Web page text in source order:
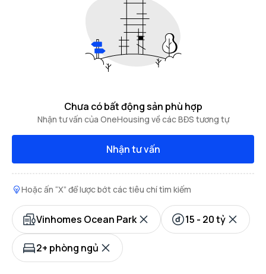
Chưa có bất động sản phù hợp
Nhận tư vấn của OneHousing về các BĐS tương tự
Nhận tư vấn
Hoặc ấn “X” để lược bớt các tiêu chí tìm kiếm
Vinhomes Ocean Park 15 - 20 tỷ
2+ phòng ngủ